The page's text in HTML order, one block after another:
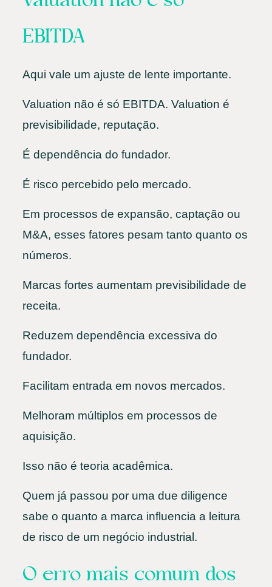
EBITDA
Aqui vale um ajuste de lente importante.
Valuation não é só EBITDA. Valuation é
previsibilidade, reputação.
É dependência do fundador.
É risco percebido pelo mercado.
Em processos de expansão, captação ou
M&A, esses fatores pesam tanto quanto os
números.
Marcas fortes aumentam previsibilidade de
receita.
Reduzem dependência excessiva do
fundador.
Facilitam entrada em novos mercados.
Melhoram múltiplos em processos de
aquisição.
Isso não é teoria acadêmica.
Quem já passou por uma due diligence
sabe o quanto a marca influencia a leitura
de risco de um negócio industrial.
O erro mais comum dos